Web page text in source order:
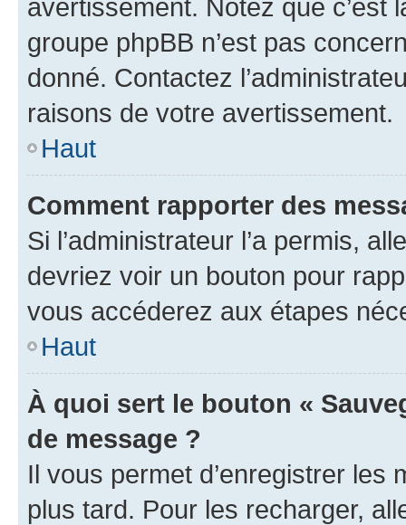
avertissement. Notez que c’est
groupe phpBB n’est pas
donné. Contactez
raisons de votre avertissement.
Haut
Comment rapporter des
Si l’administrateur l’a permis,
devriez voir un bouton pour
vous accéderez aux étapes
Haut
À quoi sert le bouton «
de message ?
Il vous permet d’enregistrer
plus tard. Pour les recharger,